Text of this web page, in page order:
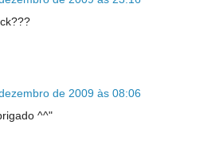
de 2009 às 08:06
^^"